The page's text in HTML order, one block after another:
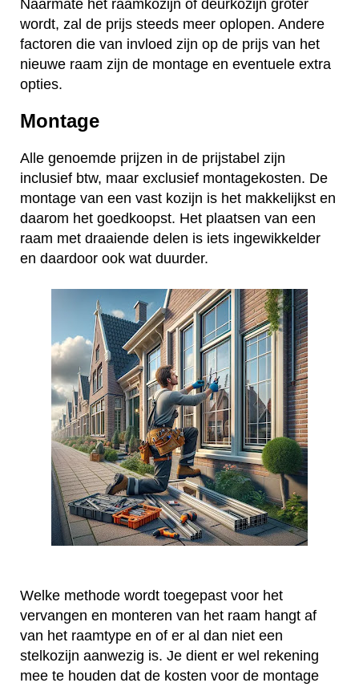
Naarmate het raamkozijn of deurkozijn groter
wordt, zal de prijs steeds meer oplopen. Andere
factoren die van invloed zijn op de prijs van het
nieuwe raam zijn de montage en eventuele extra
opties.
Montage
Alle genoemde prijzen in de prijstabel zijn
inclusief btw, maar exclusief montagekosten. De
montage van een vast kozijn is het makkelijkst en
daarom het goedkoopst. Het plaatsen van een
raam met draaiende delen is iets ingewikkelder
en daardoor ook wat duurder.
Welke methode wordt toegepast voor het
vervangen en monteren van het raam hangt af
van het raamtype en of er al dan niet een
stelkozijn aanwezig is. Je dient er wel rekening
mee te houden dat de kosten voor de montage